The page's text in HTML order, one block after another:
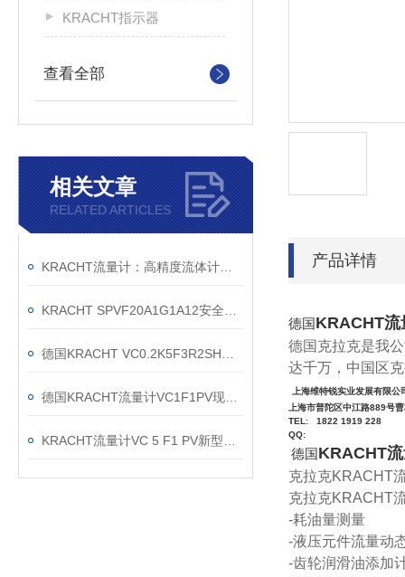
KRACHT指示器
查看全部
相关文章
RELATED ARTICLES
产品详情
德国KRACHT流
德国克拉克是我
达千万，中国区
上海维特锐实业发展有限公
上海市普陀区中江路889号
TEL: 1822 1919 228
QQ:
德国KRACHT
克拉克KRACHT
克拉克KRACHT
-耗油量测量
-液压元件流量动
-齿轮润滑油添加